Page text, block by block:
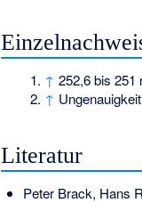
↑ 252,6 bis 251
↑
Literatur
Peter Brack, Hans